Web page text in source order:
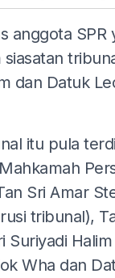
anggota SPR
dan Datuk
itu pula
Sri Amar
tribunal),
Suriyadi
Wha dan